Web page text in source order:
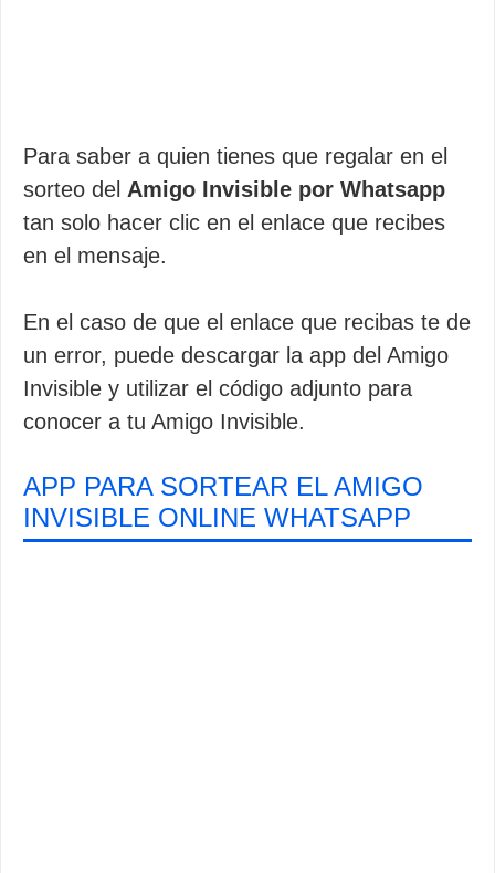
Para saber a quien tienes que regalar en el
sorteo del Amigo Invisible por Whatsapp
tan solo hacer clic en el enlace que recibes
en el mensaje.
En el caso de que el enlace que recibas te de
un error, puede descargar la app del Amigo
Invisible y utilizar el código adjunto para
conocer a tu Amigo Invisible.
APP PARA SORTEAR EL AMIGO
INVISIBLE ONLINE WHATSAPP